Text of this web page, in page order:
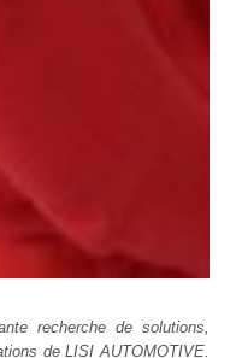
recherche de solutions,
de LISI AUTOMOTIVE.